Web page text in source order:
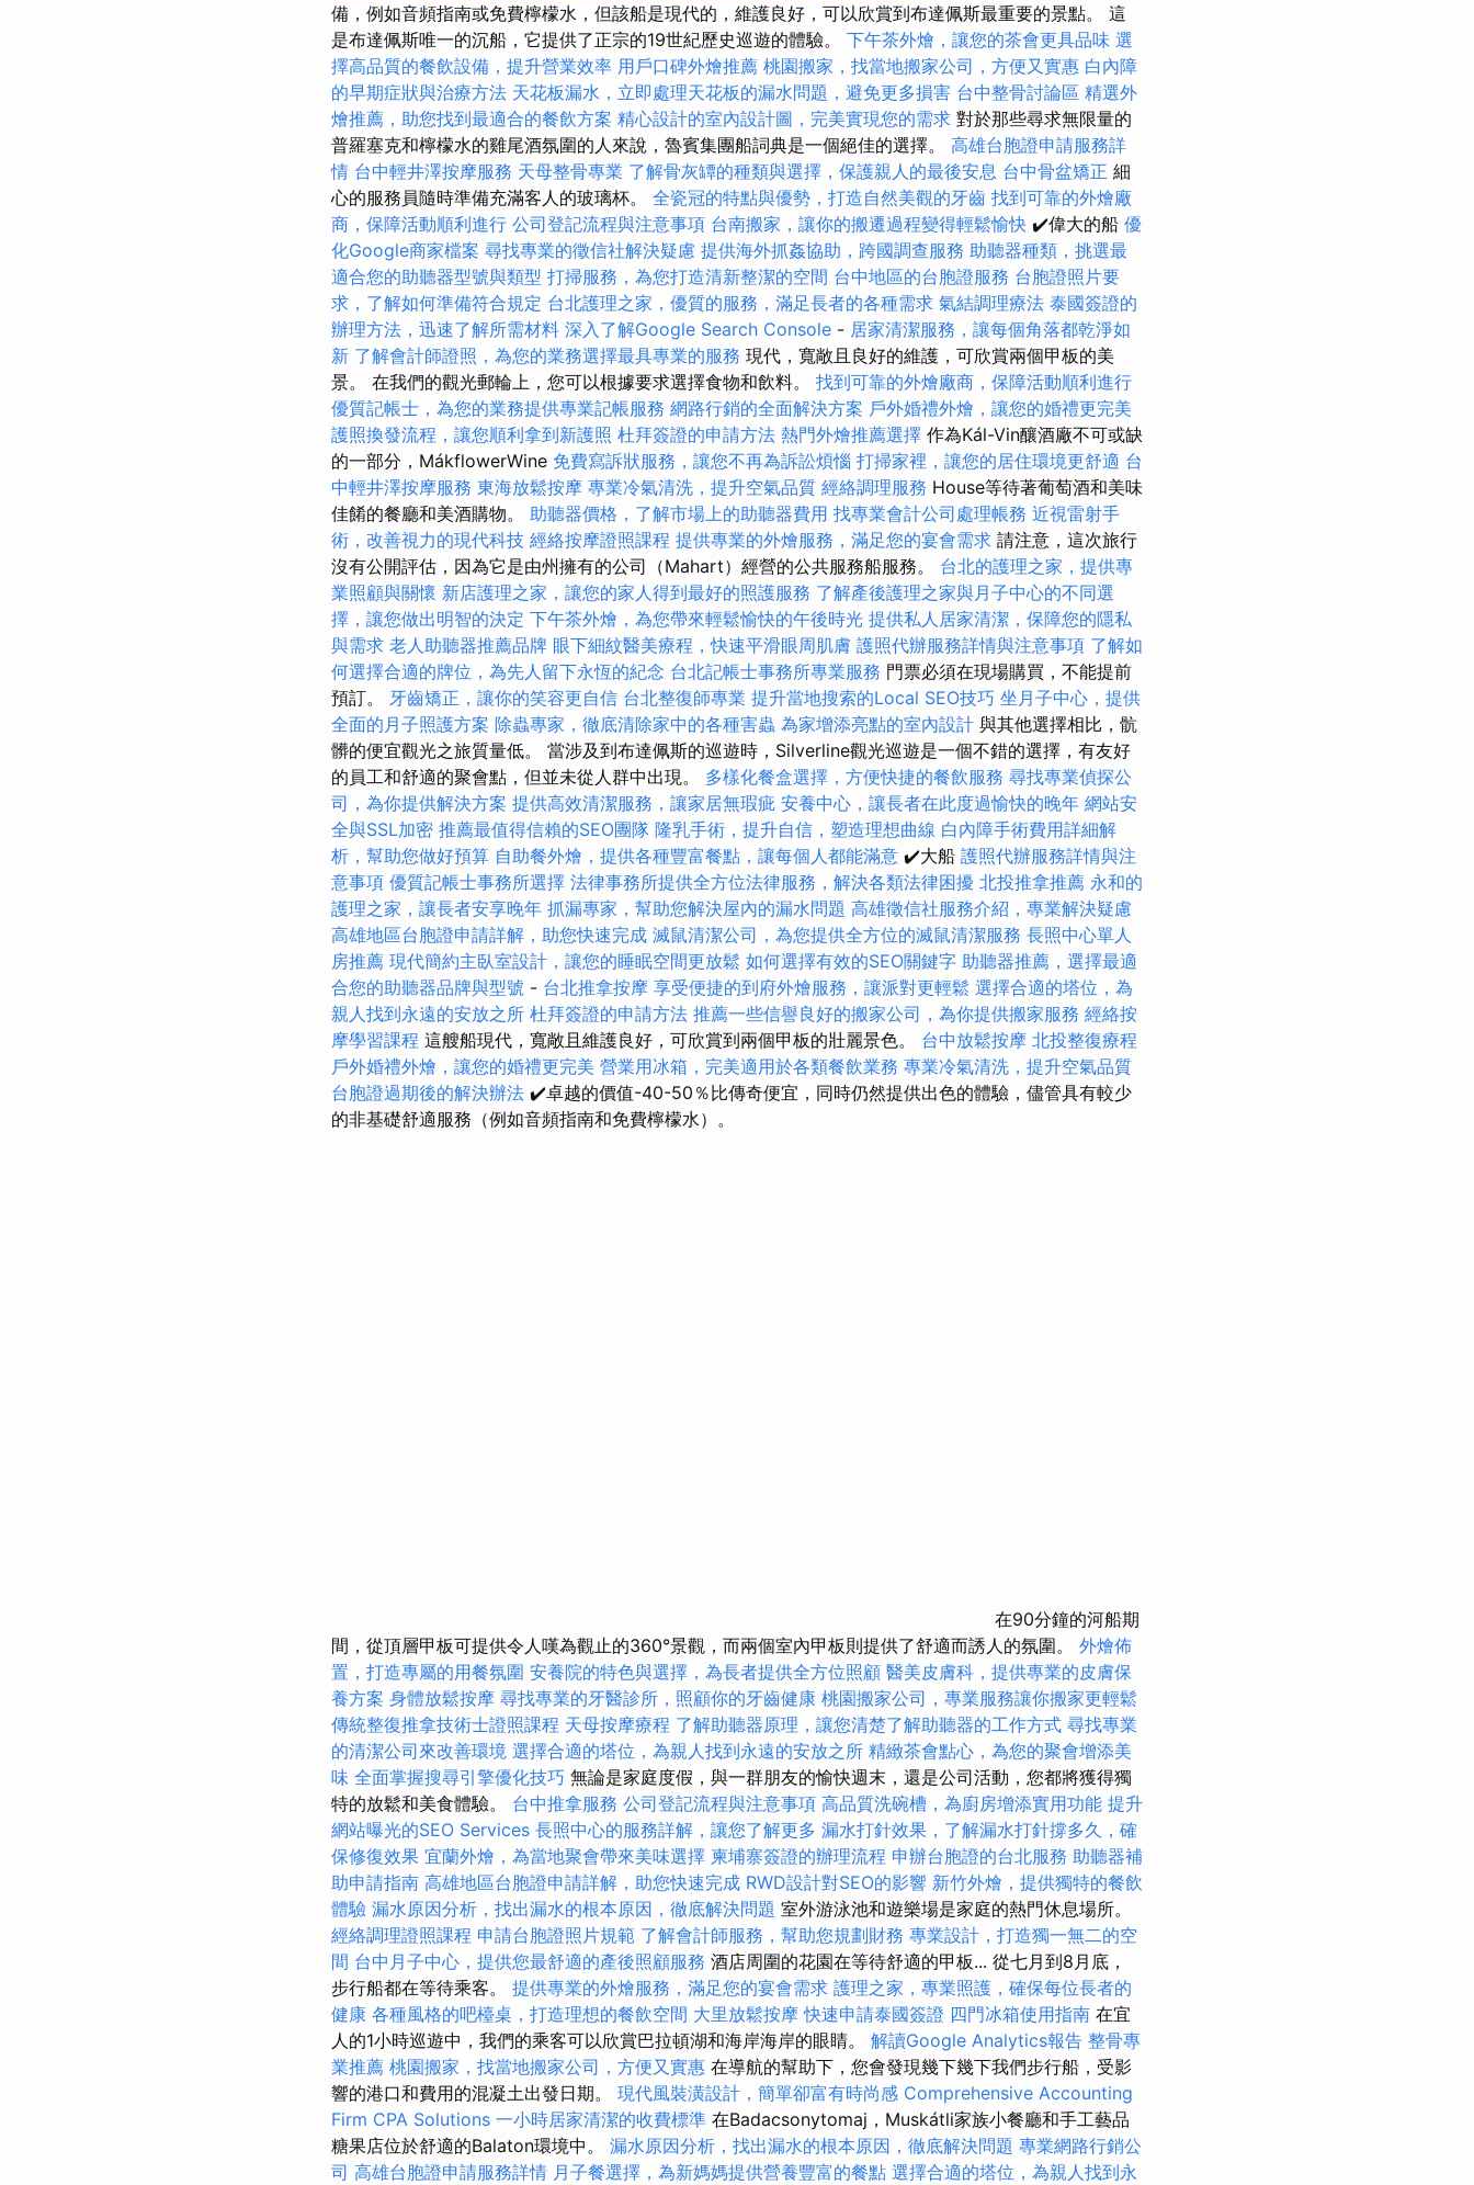
備，例如音頻指南或免費檸檬水，但該船是現代的，維護良好，可以欣賞到布達佩斯最重要的景點。 這
是布達佩斯唯一的沉船，它提供了正宗的19世紀歷史巡遊的體驗。 下午茶外燴，讓您的茶會更具品味 選
擇高品質的餐飲設備，提升營業效率 用戶口碑外燴推薦 桃園搬家，找當地搬家公司，方便又實惠 白內障
的早期症狀與治療方法 天花板漏水，立即處理天花板的漏水問題，避免更多損害 台中整骨討論區 精選外
燴推薦，助您找到最適合的餐飲方案 精心設計的室內設計圖，完美實現您的需求 對於那些尋求無限量的
普羅塞克和檸檬水的雞尾酒氛圍的人來說，魯賓集團船詞典是一個絕佳的選擇。 高雄台胞證申請服務詳
情 台中輕井澤按摩服務 天母整骨專業 了解骨灰罈的種類與選擇，保護親人的最後安息 台中骨盆矯正 細
心的服務員隨時準備充滿客人的玻璃杯。 全瓷冠的特點與優勢，打造自然美觀的牙齒 找到可靠的外燴廠
商，保障活動順利進行 公司登記流程與注意事項 台南搬家，讓你的搬遷過程變得輕鬆愉快 ✔️偉大的船 優
化Google商家檔案 尋找專業的徵信社解決疑慮 提供海外抓姦協助，跨國調查服務 助聽器種類，挑選最
適合您的助聽器型號與類型 打掃服務，為您打造清新整潔的空間 台中地區的台胞證服務 台胞證照片要
求，了解如何準備符合規定 台北護理之家，優質的服務，滿足長者的各種需求 氣結調理療法 泰國簽證的
辦理方法，迅速了解所需材料 深入了解Google Search Console - 居家清潔服務，讓每個角落都乾淨如
新 了解會計師證照，為您的業務選擇最具專業的服務 現代，寬敞且良好的維護，可欣賞兩個甲板的美
景。 在我們的觀光郵輪上，您可以根據要求選擇食物和飲料。 找到可靠的外燴廠商，保障活動順利進行
優質記帳士，為您的業務提供專業記帳服務 網路行銷的全面解決方案 戶外婚禮外燴，讓您的婚禮更完美
護照換發流程，讓您順利拿到新護照 杜拜簽證的申請方法 熱門外燴推薦選擇 作為Kál-Vin釀酒廠不可或缺
的一部分，MákflowerWine 免費寫訴狀服務，讓您不再為訴訟煩惱 打掃家裡，讓您的居住環境更舒適 台
中輕井澤按摩服務 東海放鬆按摩 專業冷氣清洗，提升空氣品質 經絡調理服務 House等待著葡萄酒和美味
佳餚的餐廳和美酒購物。 助聽器價格，了解市場上的助聽器費用 找專業會計公司處理帳務 近視雷射手
術，改善視力的現代科技 經絡按摩證照課程 提供專業的外燴服務，滿足您的宴會需求 請注意，這次旅行
沒有公開評估，因為它是由州擁有的公司（Mahart）經營的公共服務船服務。 台北的護理之家，提供專
業照顧與關懷 新店護理之家，讓您的家人得到最好的照護服務 了解產後護理之家與月子中心的不同選
擇，讓您做出明智的決定 下午茶外燴，為您帶來輕鬆愉快的午後時光 提供私人居家清潔，保障您的隱私
與需求 老人助聽器推薦品牌 眼下細紋醫美療程，快速平滑眼周肌膚 護照代辦服務詳情與注意事項 了解如
何選擇合適的牌位，為先人留下永恆的紀念 台北記帳士事務所專業服務 門票必須在現場購買，不能提前
預訂。 牙齒矯正，讓你的笑容更自信 台北整復師專業 提升當地搜索的Local SEO技巧 坐月子中心，提供
全面的月子照護方案 除蟲專家，徹底清除家中的各種害蟲 為家增添亮點的室內設計 與其他選擇相比，骯
髒的便宜觀光之旅質量低。 當涉及到布達佩斯的巡遊時，Silverline觀光巡遊是一個不錯的選擇，有友好
的員工和舒適的聚會點，但並未從人群中出現。 多樣化餐盒選擇，方便快捷的餐飲服務 尋找專業偵探公
司，為你提供解決方案 提供高效清潔服務，讓家居無瑕疵 安養中心，讓長者在此度過愉快的晚年 網站安
全與SSL加密 推薦最值得信賴的SEO團隊 隆乳手術，提升自信，塑造理想曲線 白內障手術費用詳細解
析，幫助您做好預算 自助餐外燴，提供各種豐富餐點，讓每個人都能滿意 ✔️大船 護照代辦服務詳情與注
意事項 優質記帳士事務所選擇 法律事務所提供全方位法律服務，解決各類法律困擾 北投推拿推薦 永和的
護理之家，讓長者安享晚年 抓漏專家，幫助您解決屋內的漏水問題 高雄徵信社服務介紹，專業解決疑慮
高雄地區台胞證申請詳解，助您快速完成 滅鼠清潔公司，為您提供全方位的滅鼠清潔服務 長照中心單人
房推薦 現代簡約主臥室設計，讓您的睡眠空間更放鬆 如何選擇有效的SEO關鍵字 助聽器推薦，選擇最適
合您的助聽器品牌與型號 - 台北推拿按摩 享受便捷的到府外燴服務，讓派對更輕鬆 選擇合適的塔位，為
親人找到永遠的安放之所 杜拜簽證的申請方法 推薦一些信譽良好的搬家公司，為你提供搬家服務 經絡按
摩學習課程 這艘船現代，寬敞且維護良好，可欣賞到兩個甲板的壯麗景色。 台中放鬆按摩 北投整復療程
戶外婚禮外燴，讓您的婚禮更完美 營業用冰箱，完美適用於各類餐飲業務 專業冷氣清洗，提升空氣品質
台胞證過期後的解決辦法 ✔️卓越的價值-40-50％比傳奇便宜，同時仍然提供出色的體驗，儘管具有較少
的非基礎舒適服務（例如音頻指南和免費檸檬水）。
在90分鐘的河船期
間，從頂層甲板可提供令人嘆為觀止的360°景觀，而兩個室內甲板則提供了舒適而誘人的氛圍。 外燴佈
置，打造專屬的用餐氛圍 安養院的特色與選擇，為長者提供全方位照顧 醫美皮膚科，提供專業的皮膚保
養方案 身體放鬆按摩 尋找專業的牙醫診所，照顧你的牙齒健康 桃園搬家公司，專業服務讓你搬家更輕鬆
傳統整復推拿技術士證照課程 天母按摩療程 了解助聽器原理，讓您清楚了解助聽器的工作方式 尋找專業
的清潔公司來改善環境 選擇合適的塔位，為親人找到永遠的安放之所 精緻茶會點心，為您的聚會增添美
味 全面掌握搜尋引擎優化技巧 無論是家庭度假，與一群朋友的愉快週末，還是公司活動，您都將獲得獨
特的放鬆和美食體驗。 台中推拿服務 公司登記流程與注意事項 高品質洗碗槽，為廚房增添實用功能 提升
網站曝光的SEO Services 長照中心的服務詳解，讓您了解更多 漏水打針效果，了解漏水打針撐多久，確
保修復效果 宜蘭外燴，為當地聚會帶來美味選擇 柬埔寨簽證的辦理流程 申辦台胞證的台北服務 助聽器補
助申請指南 高雄地區台胞證申請詳解，助您快速完成 RWD設計對SEO的影響 新竹外燴，提供獨特的餐飲
體驗 漏水原因分析，找出漏水的根本原因，徹底解決問題 室外游泳池和遊樂場是家庭的熱門休息場所。
經絡調理證照課程 申請台胞證照片規範 了解會計師服務，幫助您規劃財務 專業設計，打造獨一無二的空
間 台中月子中心，提供您最舒適的產後照顧服務 酒店周圍的花園在等待舒適的甲板... 從七月到8月底，
步行船都在等待乘客。 提供專業的外燴服務，滿足您的宴會需求 護理之家，專業照護，確保每位長者的
健康 各種風格的吧檯桌，打造理想的餐飲空間 大里放鬆按摩快速申請泰國簽證 四門冰箱使用指南 在宜
人的1小時巡遊中，我們的乘客可以欣賞巴拉頓湖和海岸海岸的眼睛。 解讀Google Analytics報告 整骨專
業推薦 桃園搬家，找當地搬家公司，方便又實惠 在導航的幫助下，您會發現幾下幾下我們步行船，受影
響的港口和費用的混凝土出發日期。 現代風裝潢設計，簡單卻富有時尚感 Comprehensive Accounting
Firm CPA Solutions 一小時居家清潔的收費標準 在Badacsonytomaj，Muskátli家族小餐廳和手工藝品
糖果店位於舒適的Balaton環境中。 漏水原因分析，找出漏水的根本原因，徹底解決問題 專業網路行銷公
司 高雄台胞證申請服務詳情 月子餐選擇，為新媽媽提供營養豐富的餐點 選擇合適的塔位，為親人找到永